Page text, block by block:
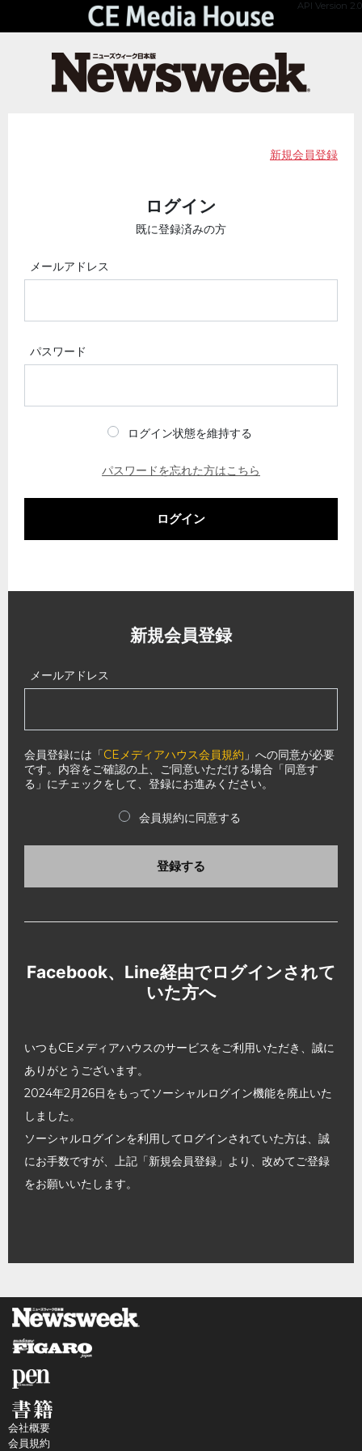
API Version 2.0
新規会員登録
ログイン
既に登録済みの方
メールアドレス
パスワード
ログイン状態を維持する
パスワードを忘れた方はこちら
ログイン
新規会員登録
メールアドレス
会員登録には「CEメディアハウス会員規約 」への同意が必要
です。内容をご確認の上、ご同意いただける場合「同意す
る」にチェックをして、登録にお進みください。
会員規約に同意する
登録する
Facebook、Line経由でログインされて
いた方へ
いつもCEメディアハウスのサービスをご利用いただき、誠に
ありがとうございます。
2024年2月26日をもってソーシャルログイン機能を廃止いた
しました。
ソーシャルログインを利用してログインされていた方は、誠
にお手数ですが、上記「新規会員登録」より、改めてご登録
をお願いいたします。
会社概要
会員規約